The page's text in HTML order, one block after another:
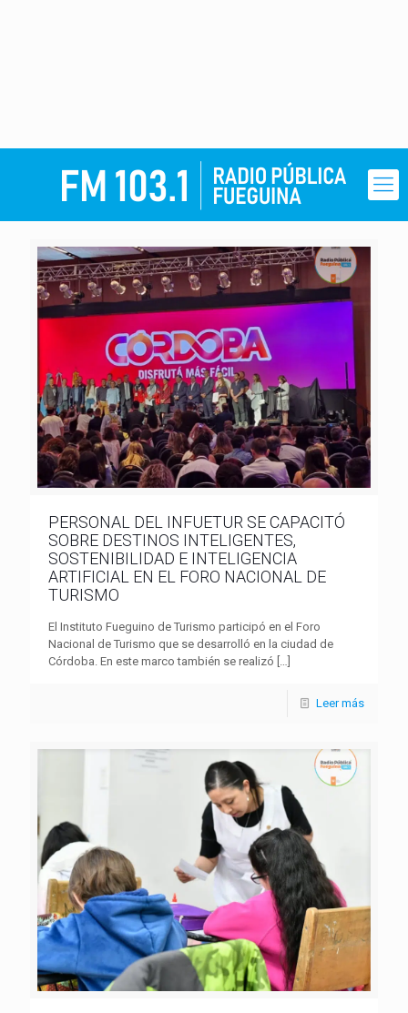
PERSONAL DEL INFUETUR SE CAPACITÓ
SOBRE DESTINOS INTELIGENTES,
SOSTENIBILIDAD E INTELIGENCIA
ARTIFICIAL EN EL FORO NACIONAL DE
TURISMO
El Instituto Fueguino de Turismo participó en el Foro
Nacional de Turismo que se desarrolló en la ciudad de
Córdoba. En este marco también se realizó […]
Leer más